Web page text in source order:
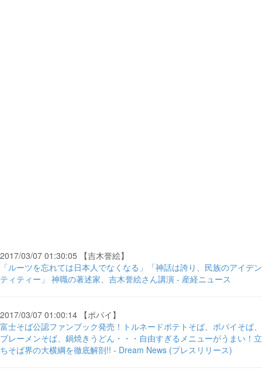
2017/03/07 01:30:05 【吉木誉絵】
「ルーツを忘れては日本人でなくなる」「神話は誇り、民族のアイデン
ティティー」 神職の著述家、吉木誉絵さん講演 - 産経ニュース
2017/03/07 01:00:14 【ポパイ】
富士そば公認ファンブック発売！トルネードポテトそば、ポパイそば、
ブレーメンそば、鍋焼きうどん・・・自由すぎるメニューがうまい！立
ちそば界の大横綱を徹底解剖!! - Dream News (プレスリリース)